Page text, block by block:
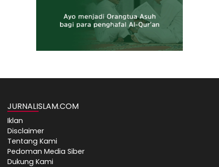
JURNALISLAM.COM
Iklan
Disclaimer
Tentang Kami
Pedoman Media Siber
Dukung Kami